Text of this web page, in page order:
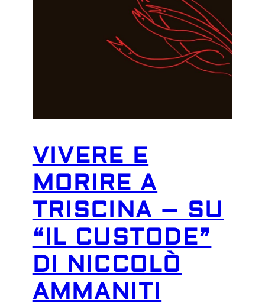
VIVERE E
MORIRE A
TRISCINA – SU
“IL CUSTODE”
DI NICCOLÒ
AMMANITI